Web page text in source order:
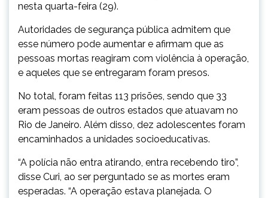
nesta quarta-feira (29).
Autoridades de segurança pública admitem que
esse número pode aumentar e afirmam que as
pessoas mortas reagiram com violência à operação,
e aqueles que se entregaram foram presos.
No total, foram feitas 113 prisões, sendo que 33
eram pessoas de outros estados que atuavam no
Rio de Janeiro. Além disso, dez adolescentes foram
encaminhados a unidades socioeducativas.
“A polícia não entra atirando, entra recebendo tiro”,
disse Curi, ao ser perguntado se as mortes eram
esperadas. “A operação estava planejada. O